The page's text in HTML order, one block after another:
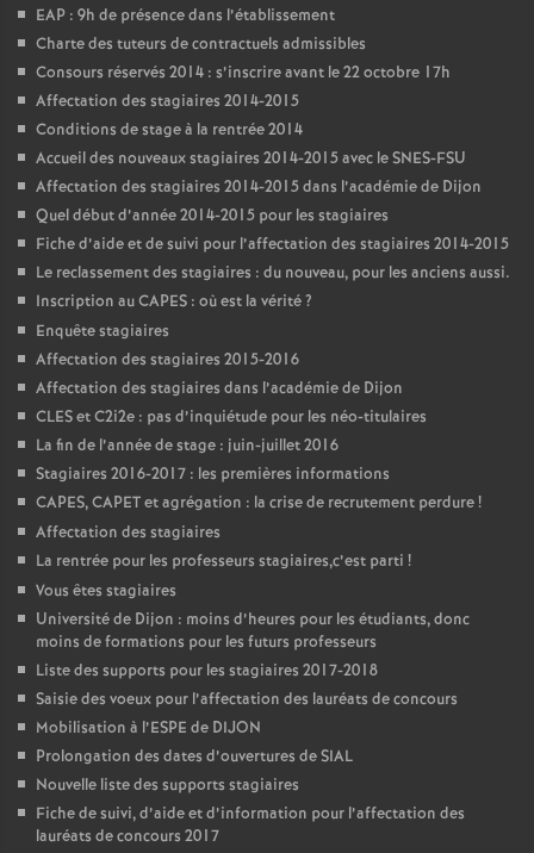
EAP : 9h de présence dans l’établissement
Charte des tuteurs de contractuels admissibles
Consours réservés 2014 : s’inscrire avant le 22 octobre 17h
Affectation des stagiaires 2014-2015
Conditions de stage à la rentrée 2014
Accueil des nouveaux stagiaires 2014-2015 avec le SNES-FSU
Affectation des stagiaires 2014-2015 dans l’académie de Dijon
Quel début d’année 2014-2015 pour les stagiaires
Fiche d’aide et de suivi pour l’affectation des stagiaires 2014-2015
Le reclassement des stagiaires : du nouveau, pour les anciens aussi.
Inscription au CAPES : où est la vérité?
Enquête stagiaires
Affectation des stagiaires 2015-2016
Affectation des stagiaires dans l’académie de Dijon
CLES et C2i2e : pas d’inquiétude pour les néo-titulaires
La fin de l’année de stage : juin-juillet 2016
Stagiaires 2016-2017 : les premières informations
CAPES, CAPET et agrégation : la crise de recrutement perdure!
Affectation des stagiaires
La rentrée pour les professeurs stagiaires,c’est parti !
Vous êtes stagiaires
Université de Dijon : moins d’heures pour les étudiants, donc
moins de formations pour les futurs professeurs
Liste des supports pour les stagiaires 2017-2018
Saisie des voeux pour l’affectation des lauréats de concours
Mobilisation à l’ESPE de DIJON
Prolongation des dates d’ouvertures de SIAL
Nouvelle liste des supports stagiaires
Fiche de suivi, d’aide et d’information pour l’affectation des
lauréats de concours 2017